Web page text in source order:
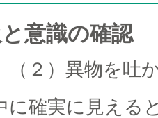
と意識の確認
）異物を吐
確実に見える